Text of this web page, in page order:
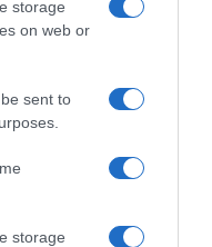
storage
on web or
sent to
storage